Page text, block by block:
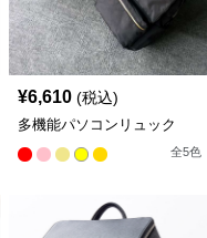
¥6,610 (税込)
多機能パソコンリュック
全5色